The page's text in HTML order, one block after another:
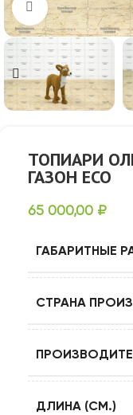
Нажмите, чтобы
ТОПИАРИ
ГАЗОН ECO
65 000,00 ₽
ГАБАРИТНЫЕ
СТРАНА
ДЛИНА (СМ.)